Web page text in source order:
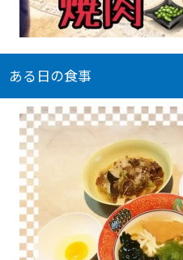
ある日の食事